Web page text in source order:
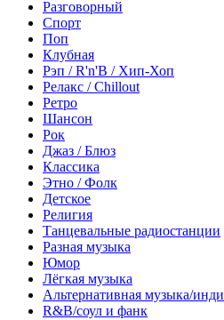
Разговорный
Спорт
Поп
Клубная
Рэп / R'n'B / Хип-Хоп
Релакс / Chillout
Ретро
Шансон
Рок
Джаз / Блюз
Классика
Этно / Фолк
Детское
Религия
Танцевальные радиостанции
Разная музыка
Юмор
Лёгкая музыка
Альтернативная музыка/инди
R&B/cоул и фанк